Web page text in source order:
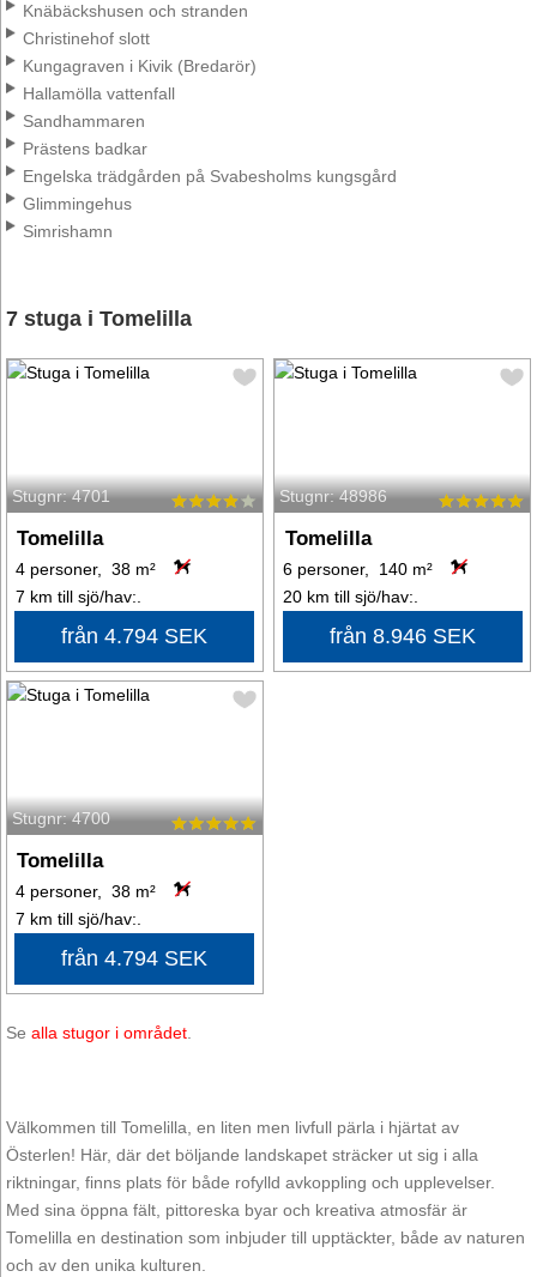
Knäbäckshusen och stranden
Christinehof slott
Kungagraven i Kivik (Bredarör)
Hallamölla vattenfall
Sandhammaren
Prästens badkar
Engelska trädgården på Svabesholms kungsgård
Glimmingehus
Simrishamn
7 stuga i Tomelilla
Stugnr: 4701
Tomelilla
4 personer, 38 m²
7 km till sjö/hav:.
från 4.794 SEK
Stugnr: 48986
Tomelilla
6 personer, 140 m²
20 km till sjö/hav:.
från 8.946 SEK
Stugnr: 4700
Tomelilla
4 personer, 38 m²
7 km till sjö/hav:.
från 4.794 SEK
Se alla stugor i området
Välkommen till Tomelilla, en liten men livfull pärla i hjärtat av
Österlen! Här, där det böljande landskapet sträcker ut sig i alla
riktningar, finns plats för både rofylld avkoppling och upplevelser.
Med sina öppna fält, pittoreska byar och kreativa atmosfär är
Tomelilla en destination som inbjuder till upptäckter, både av naturen
och av den unika kulturen.